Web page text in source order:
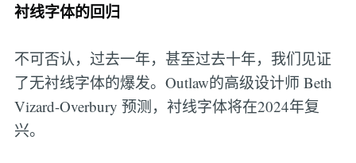
衬线字体的回归
不可否认，过去一年，甚至过去十年，我们见证
了无衬线字体的爆发。Outlaw的高级设计师 Beth
Vizard-Overbury 预测，衬线字体将在2024年复
兴。